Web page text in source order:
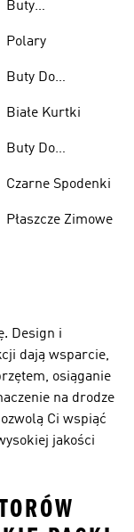
Buty
Polary
Buty Do
Ciężarów
Białe Kurtki
Buty Do
Czarne Spodenki
Płaszcze Zimowe
Design i
dają wsparcie,
osiąganie
na drodze
Ci wspiąć
jakości